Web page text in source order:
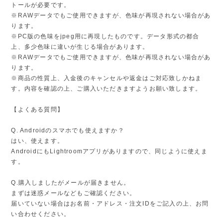
トールが必要です。
※RAWデータでもご使用できますが、色味が再現されない場合があ
ります。
※PC版の色味をjpeg用に再現したものです。データ形式の都合
上、多少色味に違いが生じる場合があります。
※RAWデータでもご使用できますが、色味が再現されない場合があ
ります。
※商品の性質上、入金後のキャンセルや返金はご対応致しかねま
す。内容を確認の上、ご購入いただきますようお願い致します。
【よくある質問】
Q. Androidのスマホでも使えますか？
はい、使えます。
AndroidにもLightroomアプリがありますので、同じように使えま
す。
Q.購入しましたがメールが届きません。
まずは迷惑メールなどもご確認ください。
届いていない場合はお名前・アドレス・注文IDをご記入の上、お問
い合わせください。